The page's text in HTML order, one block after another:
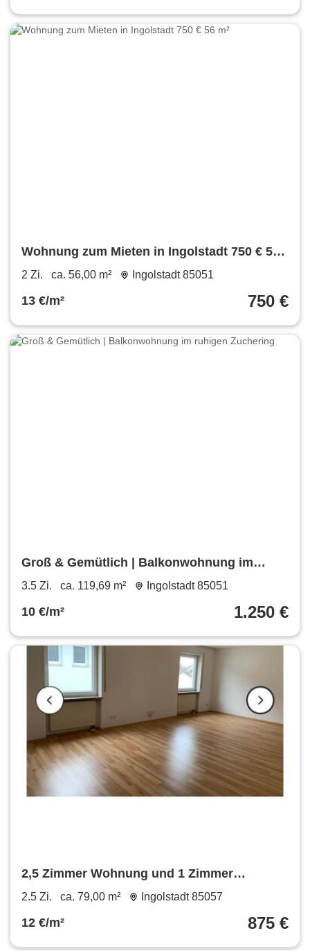
Wohnung zum Mieten in Ingolstadt 750 € 56
m²
2 Zi. ca. 56,00 m² Ingolstadt 85051
13 €/m² 750 €
Groß & Gemütlich | Balkonwohnung im
ruhigen Zuchering
3.5 Zi. ca. 119,69 m² Ingolstadt 85051
10 €/m² 1.250 €
2,5 Zimmer Wohnung und 1 Zimmer
Wohnung in Böhmfeld
2.5 Zi. ca. 79,00 m² Ingolstadt 85057
12 €/m² 875 €